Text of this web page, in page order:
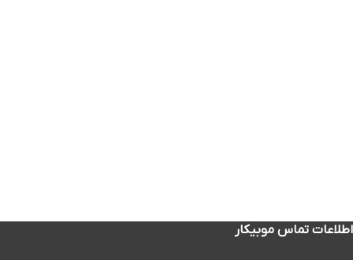
اطلاعات تماس موبیکار